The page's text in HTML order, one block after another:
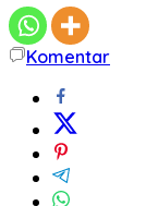
Komentar